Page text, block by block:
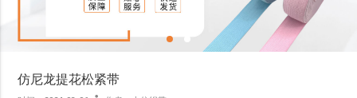
仿尼龙提花松紧带